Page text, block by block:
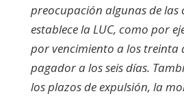
preocupación algunas de las
establece la LUC, como por
por vencimiento a los treinta
pagador a los seis días.
los plazos de expulsión, la